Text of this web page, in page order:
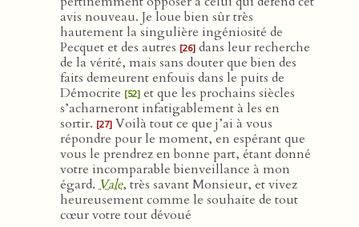
avis nouveau. Je loue bien sûr très
hautement la singulière ingéniosité de
Pecquet et des autres [26] dans leur recherche
de la vérité, mais sans douter que bien des
faits demeurent enfouis dans le puits de
Démocrite [52] et que les prochains siècles
s’acharneront infatigablement à les en
sortir. [27] Voilà tout ce que j’ai à vous
répondre pour le moment, en espérant que
vous le prendrez en bonne part, étant donné
votre incomparable bienveillance à mon
égard. Vale, très savant Monsieur, et vivez
heureusement comme le souhaite de tout
cœur votre tout dévoué